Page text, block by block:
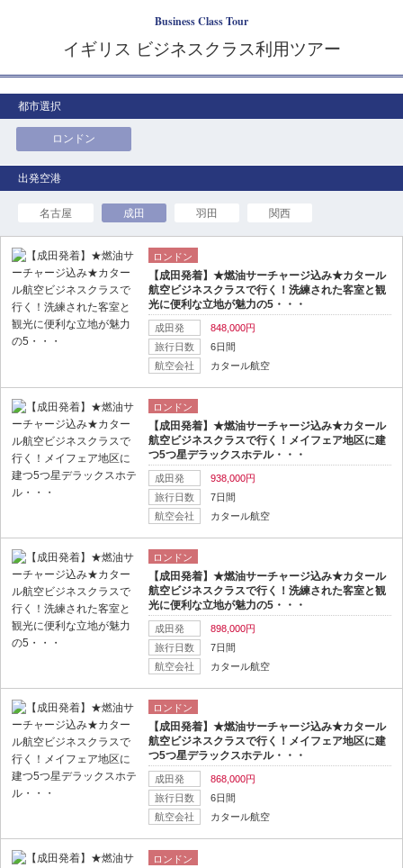
Business Class Tour
イギリス ビジネスクラス利用ツアー
都市選択
ロンドン
名古屋 成田 羽田 関西
ロンドン
【成田発着】★燃油サーチャージ込み★カタール
航空ビジネスクラスで行く！洗練された客室と観
光に便利な立地が魅力の5・・・
成田発
848,000円
旅行日数
6日間
航空会社
カタール航空
ロンドン
【成田発着】★燃油サーチャージ込み★カタール
航空ビジネスクラスで行く！メイフェア地区に建
つ5つ星デラックスホテル・・・
成田発
938,000円
旅行日数
7日間
航空会社
カタール航空
ロンドン
【成田発着】★燃油サーチャージ込み★カタール
航空ビジネスクラスで行く！洗練された客室と観
光に便利な立地が魅力の5・・・
成田発
898,000円
旅行日数
7日間
航空会社
カタール航空
ロンドン
【成田発着】★燃油サーチャージ込み★カタール
航空ビジネスクラスで行く！メイフェア地区に建
つ5つ星デラックスホテル・・・
成田発
868,000円
旅行日数
6日間
航空会社
カタール航空
ロンドン